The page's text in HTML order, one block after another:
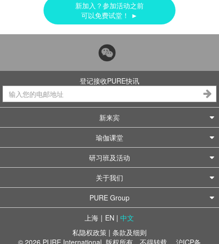
新加入？参加活动之前
可以免费试堂！ ►
登记接收PURE快讯
新来宾
瑜伽课堂
研习班及活动
关于我们
PURE Group
上海 | EN | 中文
私隐权政策 | 条款及细则
© 2026 PURE International. 版权所有，不得转载。 沪ICP备